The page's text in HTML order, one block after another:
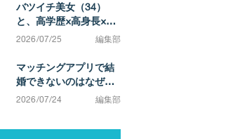
バツイチ美女（34）
と、高学歴×高身長×イ
ケメン（38）カップ
んなに違うのか」と実
感する不満0の結婚生活
2026/07/25 編集部
マッチングアプリで結
婚できないのはなぜ？
原因は「努力不足」で
2026/07/24 編集部